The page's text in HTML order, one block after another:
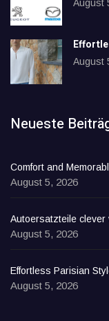
August
August
Neueste
Comfort and
August 5, 2026
Autoersatzteile clever
August 5, 2026
Effortless Parisian
August 5, 2026